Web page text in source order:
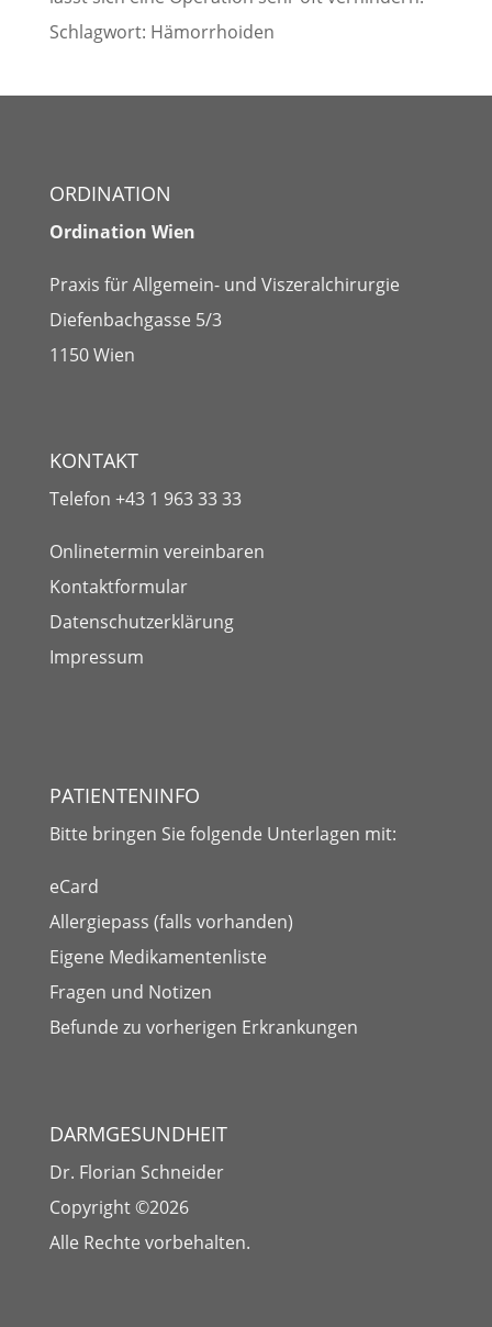
Schlagwort: Hämorrhoiden
ORDINATION
Ordination Wien
Praxis für Allgemein- und Viszeralchirurgie
Diefenbachgasse 5/3
1150 Wien
KONTAKT
Telefon +43 1 963 33 33
Onlinetermin vereinbaren
Kontaktformular
Datenschutzerklärung
Impressum
PATIENTENINFO
Bitte bringen Sie folgende Unterlagen mit:
eCard
Allergiepass (falls vorhanden)
Eigene Medikamentenliste
Fragen und Notizen
Befunde zu vorherigen Erkrankungen
DARMGESUNDHEIT
Dr. Florian Schneider
Copyright ©2026
Alle Rechte vorbehalten.